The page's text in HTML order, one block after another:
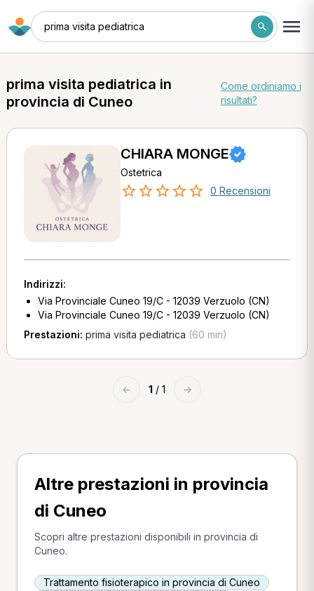
prima visita pediatrica
prima visita pediatrica in
provincia di Cuneo
Come ordiniamo i
risultati?
CHIARA MONGE
Ostetrica
0 Recensioni
Indirizzi:
Via Provinciale Cuneo 19/C - 12039 Verzuolo (CN)
Via Provinciale Cuneo 19/C - 12039 Verzuolo (CN)
Prestazioni: prima visita pediatrica (60 min)
← 1 / 1 →
Altre prestazioni in provincia
di Cuneo
Scopri altre prestazioni disponibili in provincia di
Cuneo.
Trattamento fisioterapico in provincia di Cuneo